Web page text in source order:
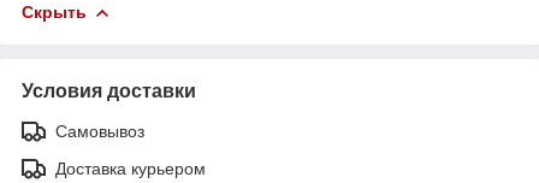
Скрыть
Условия доставки
Самовывоз
Доставка курьером